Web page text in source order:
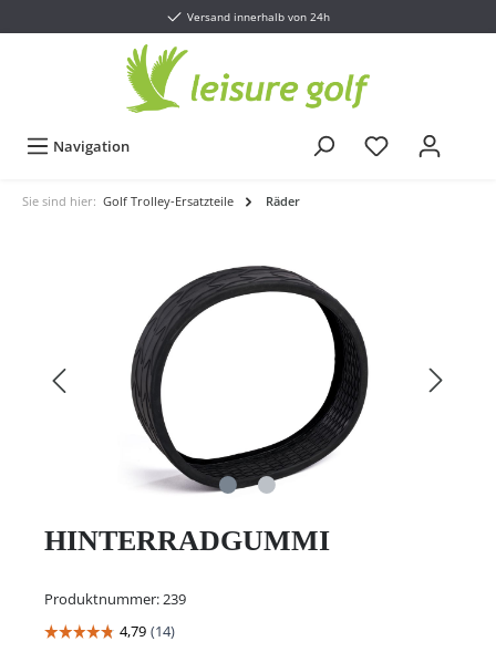
Versand innerhalb von 24h
Navigation
Sie sind hier: Golf Trolley-Ersatzteile Räder
HINTERRADGUMMI
Produktnummer:239